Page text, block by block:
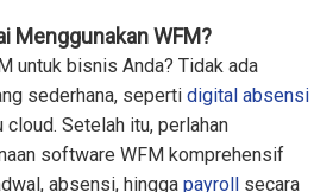
Menggunakan WFM?
untuk bisnis Anda? Tidak ada
sederhana, seperti digital absensi
Setelah itu, perlahan
software WFM komprehensif
absensi, hingga payroll secara